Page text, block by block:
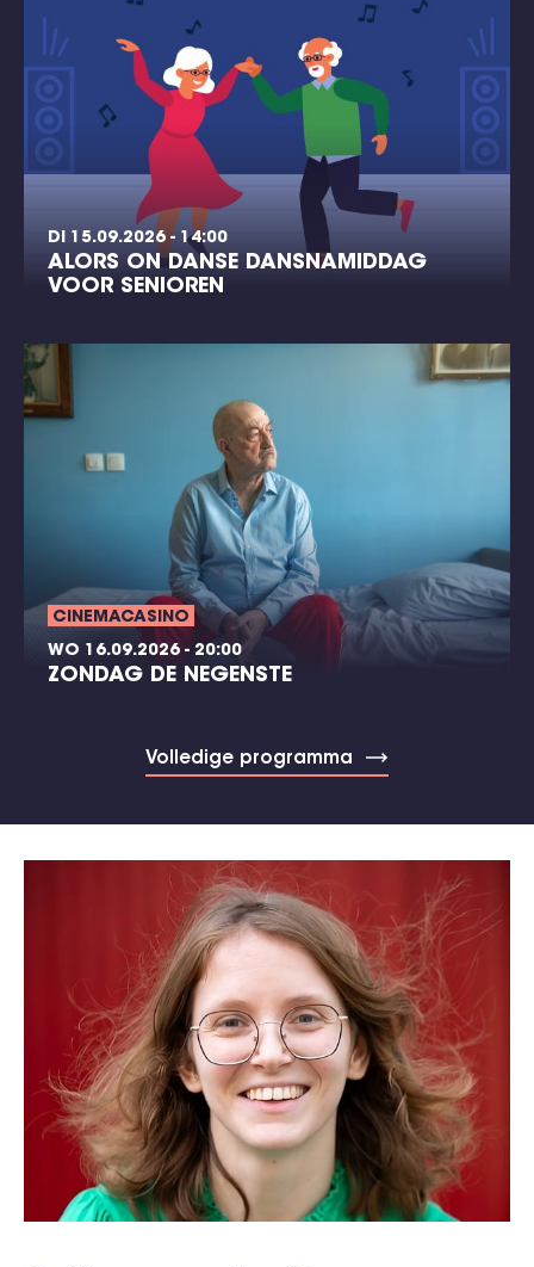
DI 15.09.2026 - 14:00
ALORS ON DANSE DANSNAMIDDAG
VOOR SENIOREN
CINEMACASINO
WO 16.09.2026 - 20:00
ZONDAG DE NEGENSTE
Volledige programma